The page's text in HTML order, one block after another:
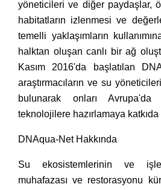
yöneticileri ve diğer paydaşlar,
habitatların izlenmesi ve
temelli yaklaşımların
halktan oluşan canlı bir ağ
Kasım 2016'da başlatılan
araştırmacıların ve su
bulunarak onları
teknolojilere hazırlamaya
DNAqua-Net Hakkında
Su ekosistemlerinin ve
muhafazası ve restorasyonu